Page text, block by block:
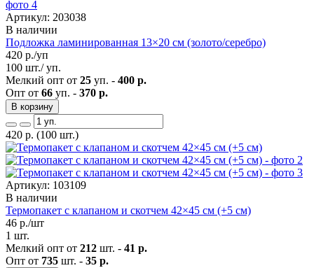
Артикул: 203038
В наличии
Подложка ламинированная 13×20 см (золото/серебро)
420 р./уп
100 шт./ уп.
Мелкий опт от 25 уп. - 400 р.
Опт от 66 уп. - 370 р.
В корзину
420 р. (100 шт.)
Артикул: 103109
В наличии
Термопакет с клапаном и скотчем 42×45 см (+5 см)
46 р./шт
1 шт.
Мелкий опт от 212 шт. - 41 р.
Опт от 735 шт. - 35 р.